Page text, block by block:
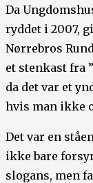
Da
ryddet i 2007,
Nørrebros
et stenkast fra
da det var et
hvis man ikke
Det var en
ikke bare
slogans, men